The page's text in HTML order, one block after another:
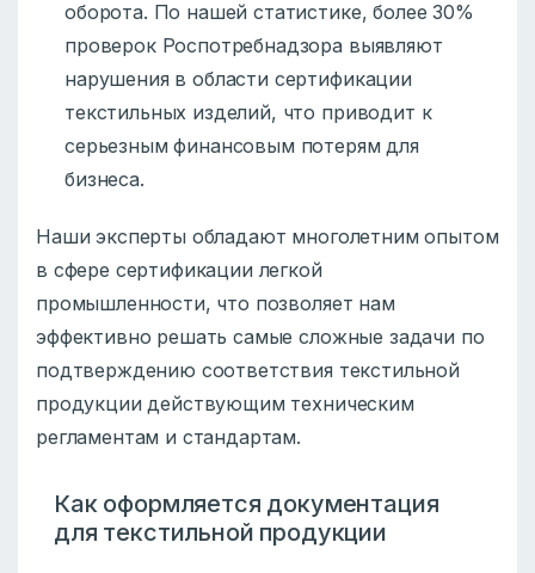
оборота. По нашей статистике, более 30%
проверок Роспотребнадзора выявляют
нарушения в области сертификации
текстильных изделий, что приводит к
серьезным финансовым потерям для
бизнеса.
Наши эксперты обладают многолетним опытом
в сфере сертификации легкой
промышленности, что позволяет нам
эффективно решать самые сложные задачи по
подтверждению соответствия текстильной
продукции действующим техническим
регламентам и стандартам.
Как оформляется документация
для текстильной продукции